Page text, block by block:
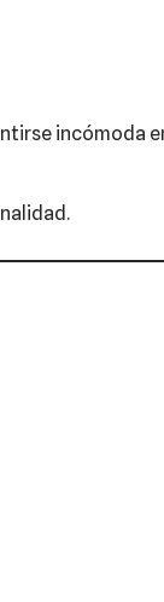
incómoda